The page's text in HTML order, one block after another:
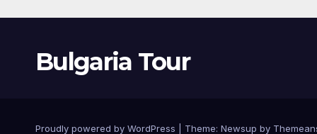
Bulgaria Tour
Proudly powered by WordPress Theme: Newsup by